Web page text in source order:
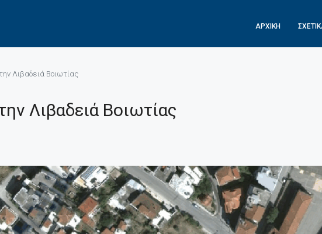
ΑΡΧΙΚΉ
Λιβαδειά Βοιωτίας
Λιβαδειά Βοιωτίας